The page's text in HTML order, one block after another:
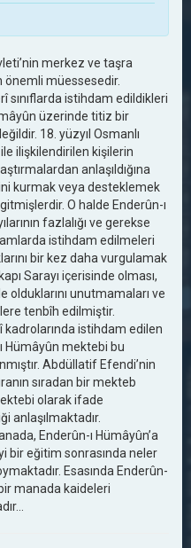
merkez ve taşra
önemli müessesedir.
sınıflarda istihdam edildikleri
üzerinde titiz bir
18. yüzyıl Osmanlı
ilişkilendirilen kişilerin
anlaşıldığına
kurmak veya desteklemek
O halde Enderûn-ı
fazlalığı ve gerekse
istihdam edilmeleri
bir kez daha vurgulamak
Sarayı içerisinde olması,
unutmamaları ve
tenbîh edilmiştir.
kadrolarında istihdam edilen
Hümâyûn mektebi bu
Abdüllatif Efendi’nin
sıradan bir mekteb
olarak ifade
anlaşılmaktadır.
Enderûn-ı Hümâyûn’a
bir eğitim sonrasında neler
Esasında Enderûn-
manada kaideleri